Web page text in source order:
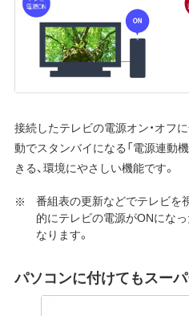
接続したテレビの電源オン・オフ
動でスタンバイになる「電源連動
きる、環境にやさしい機能です。
番組表の更新などでテレビを
的にテレビの電源がONにな
なります。
パソコンに付けてもスー